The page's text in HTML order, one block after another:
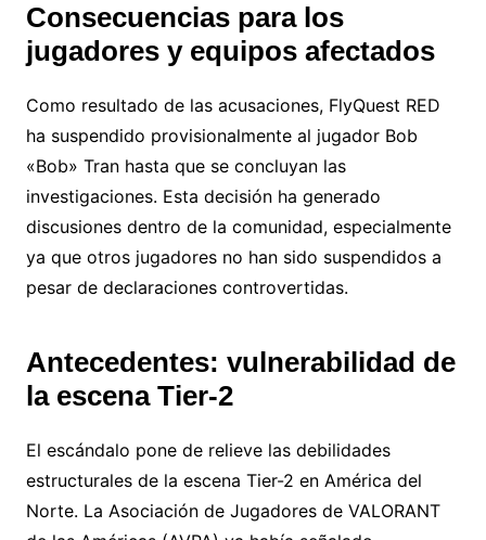
Consecuencias para los
jugadores y equipos afectados
Como resultado de las acusaciones, FlyQuest RED
ha suspendido provisionalmente al jugador Bob
«Bob» Tran hasta que se concluyan las
investigaciones. Esta decisión ha generado
discusiones dentro de la comunidad, especialmente
ya que otros jugadores no han sido suspendidos a
pesar de declaraciones controvertidas.
Antecedentes: vulnerabilidad de
la escena Tier-2
El escándalo pone de relieve las debilidades
estructurales de la escena Tier-2 en América del
Norte. La Asociación de Jugadores de VALORANT